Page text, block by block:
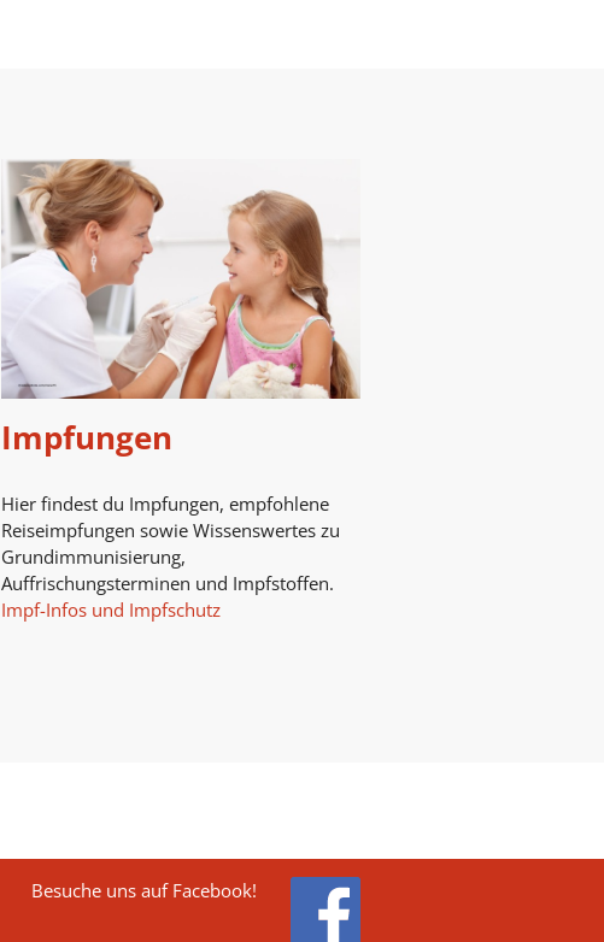
Impfungen
Hier findest du Impfungen, empfohlene
Reiseimpfungen sowie Wissenswertes zu
Grundimmunisierung,
Auffrischungsterminen und Impfstoffen.
Impf-Infos und Impfschutz
Besuche uns auf Facebook!